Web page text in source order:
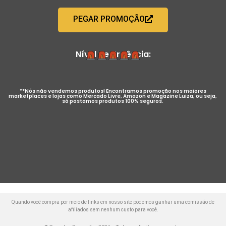
PEGAR PROMOÇÃO
Nível de Urgência:
**Nós não vendemos produtos! Encontramos promoção nos maiores
marketplaces e lojas como Mercado Livre, Amazon e Magazine Luiza, ou seja,
só postamos produtos 100% seguros.
Quando você compra por meio de links em nosso site podemos ganhar uma comissão de
afiliados sem nenhum custo para você.